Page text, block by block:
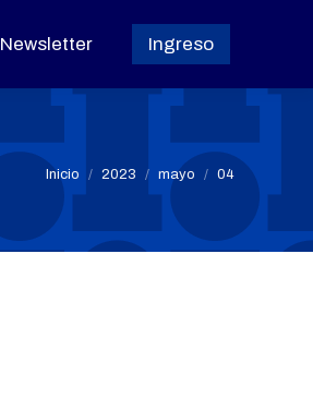
Newsletter Ingreso
Estás aquí:
Inicio 2023 mayo 04
Newsletter Ingreso